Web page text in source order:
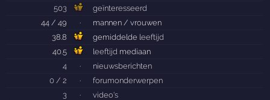
503
geïnteresseerd
44 / 49
·
mannen / vrouwen
38.8
gemiddelde leeftijd
40.5
leeftijd mediaan
4
·
nieuwsberichten
0 / 2
·
forumonderwerpen
3
· video's